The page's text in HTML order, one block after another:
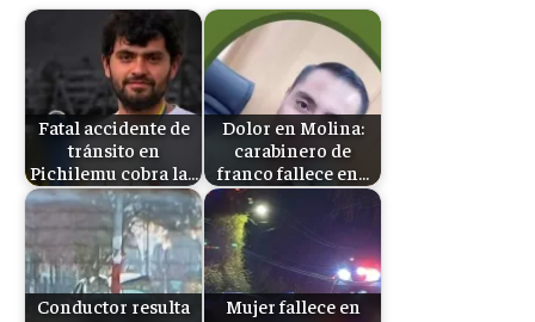
Fatal accidente de
tránsito en
Pichilemu cobra la…
Dolor en Molina:
carabinero de
franco fallece en…
Conductor resulta
Mujer fallece en